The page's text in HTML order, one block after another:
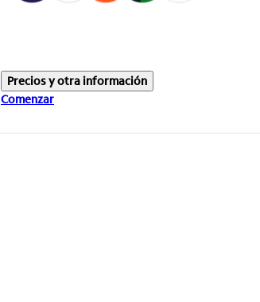
Precios y otra información
Comenzar